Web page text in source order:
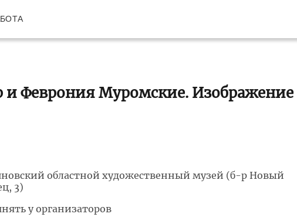
Феврония Муромские. Изображение
областной художественный музей (б-р Новый
3)
у организаторов